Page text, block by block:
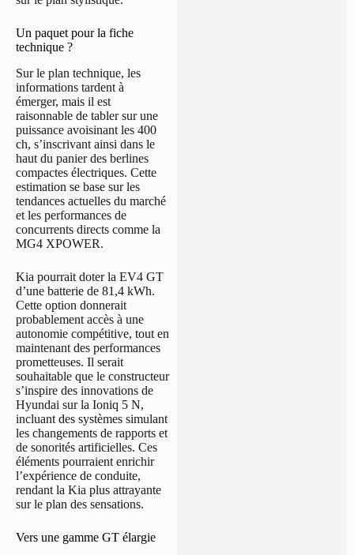
Un paquet pour la fiche
technique ?
Sur le plan technique, les
informations tardent à
émerger, mais il est
raisonnable de tabler sur une
puissance avoisinant les 400
ch, s’inscrivant ainsi dans le
haut du panier des berlines
compactes électriques. Cette
estimation se base sur les
tendances actuelles du marché
et les performances de
concurrents directs comme la
MG4 XPOWER.
Kia pourrait doter la EV4 GT
d’une batterie de 81,4 kWh.
Cette option donnerait
probablement accès à une
autonomie compétitive, tout en
maintenant des performances
prometteuses. Il serait
souhaitable que le constructeur
s’inspire des innovations de
Hyundai sur la Ioniq 5 N,
incluant des systèmes simulant
les changements de rapports et
de sonorités artificielles. Ces
éléments pourraient enrichir
l’expérience de conduite,
rendant la Kia plus attrayante
sur le plan des sensations.
Vers une gamme GT élargie